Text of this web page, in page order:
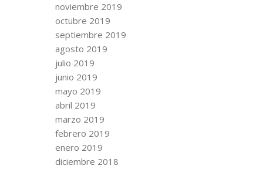
noviembre 2019
octubre 2019
septiembre 2019
agosto 2019
julio 2019
junio 2019
mayo 2019
abril 2019
marzo 2019
febrero 2019
enero 2019
diciembre 2018